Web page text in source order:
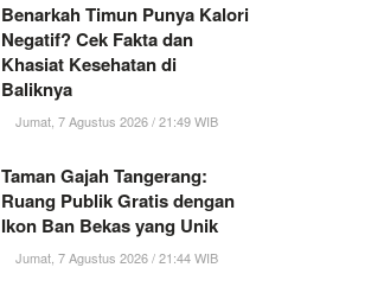
Benarkah Timun Punya Kalori
Negatif? Cek Fakta dan
Khasiat Kesehatan di
Baliknya
Jumat, 7 Agustus 2026 / 21:49 WIB
Taman Gajah Tangerang:
Ruang Publik Gratis dengan
Ikon Ban Bekas yang Unik
Jumat, 7 Agustus 2026 / 21:44 WIB